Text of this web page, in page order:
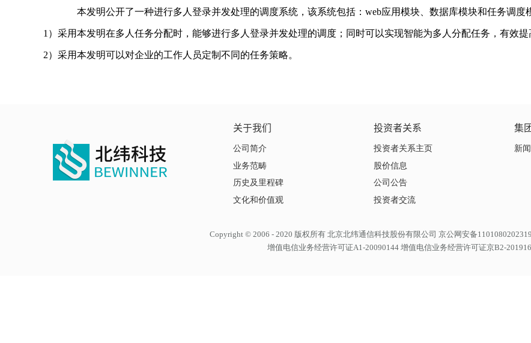
本发明公开了一种进行多人登录并发处理的调度系统，该系统包括：web应用模块、数据库模块和任务调度
1）采用本发明在多人任务分配时，能够进行多人登录并发处理的调度；同时可以实现智能为多人分配任务，有效
2）采用本发明可以对企业的工作人员定制不同的任务策略。
关于我们
公司简介
业务范畴
历史及里程碑
文化和价值观
投资者关系
投资者关系主页
股价信息
公司公告
投资者交流
集
新
Copyright © 2006 - 2020 版权所有 北京北纬通信科技股份有限公司 京公网安备
增值电信业务经营许可证A1-20090144 增值电信业务经营许可证京B2-